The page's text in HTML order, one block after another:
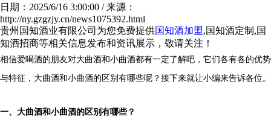
日期：2025/6/16 3:00:00 / 来源：
http://ny.gzgzjy.cn/news1075392.html
贵州国知酒业有限公司为您免费提供国知酒加盟,国知酒定制,国
知酒招商等相关信息发布和资讯展示，敬请关注！
相信爱喝酒的朋友对大曲酒和小曲酒都有一定了解吧，它们各有各的优势
与特征，大曲酒和小曲酒的区别有哪些呢？接下来就让小编来告诉各位。
一、大曲酒和小曲酒的区别有哪些？